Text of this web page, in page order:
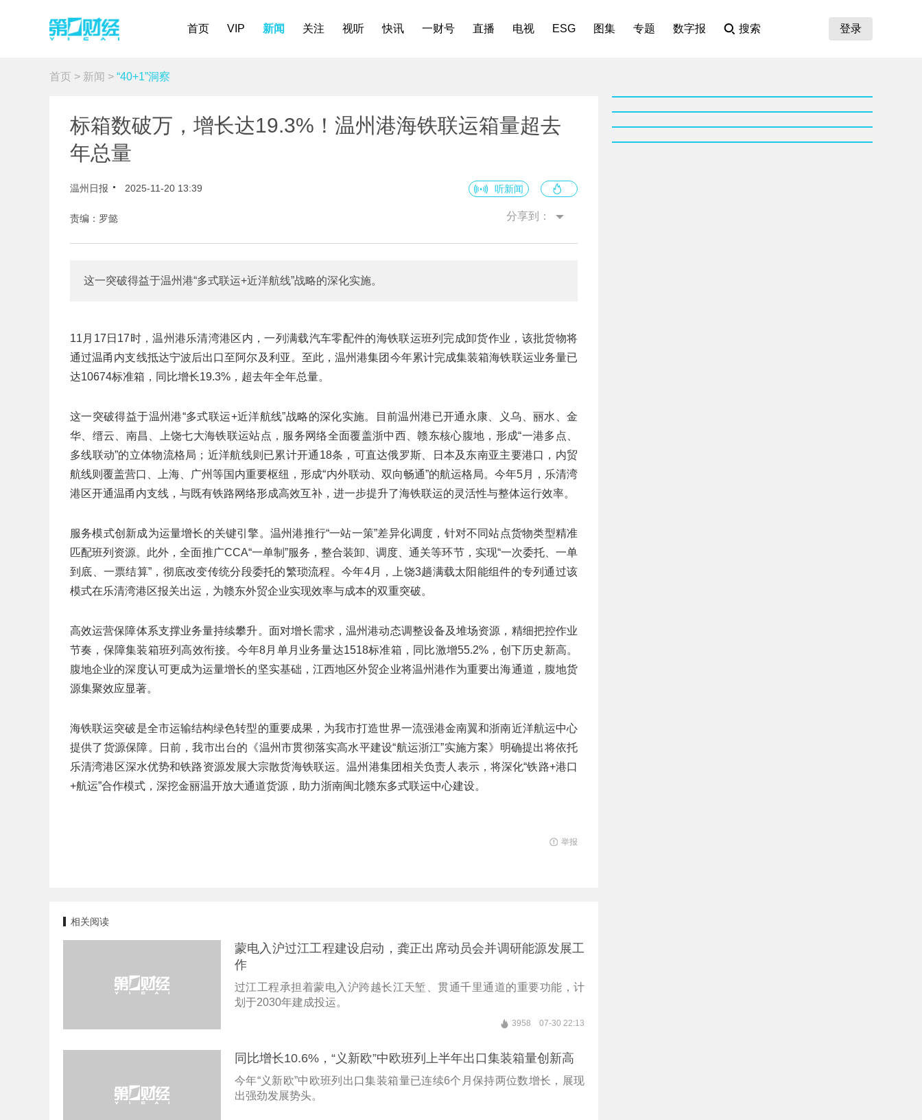
首页 VIP 新闻 关注 视听 快讯 一财号 直播 电视 ESG 图集 专题 数字报 搜索 登录
首页 > 新闻 > “40+1”洞察
标箱数破万，增长达19.3%！温州港海铁联运箱量超去
年总量
温州日报 2025-11-20 13:39 听新闻
责编：罗懿 分享到：
这一突破得益于温州港“多式联运+近洋航线”战略的深化实施。
11月17日17时，温州港乐清湾港区内，一列满载汽车零配件的海铁联运班列完成卸货作业，该批货物将
通过温甬内支线抵达宁波后出口至阿尔及利亚。至此，温州港集团今年累计完成集装箱海铁联运业务量已
达10674标准箱，同比增长19.3%，超去年全年总量。
这一突破得益于温州港“多式联运+近洋航线”战略的深化实施。目前温州港已开通永康、义乌、丽水、金
华、缙云、南昌、上饶七大海铁联运站点，服务网络全面覆盖浙中西、赣东核心腹地，形成“一港多点、
多线联动”的立体物流格局；近洋航线则已累计开通18条，可直达俄罗斯、日本及东南亚主要港口，内贸
航线则覆盖营口、上海、广州等国内重要枢纽，形成“内外联动、双向畅通”的航运格局。今年5月，乐清湾
港区开通温甬内支线，与既有铁路网络形成高效互补，进一步提升了海铁联运的灵活性与整体运行效率。
服务模式创新成为运量增长的关键引擎。温州港推行“一站一策”差异化调度，针对不同站点货物类型精准
匹配班列资源。此外，全面推广CCA“一单制”服务，整合装卸、调度、通关等环节，实现“一次委托、一单
到底、一票结算”，彻底改变传统分段委托的繁琐流程。今年4月，上饶3趟满载太阳能组件的专列通过该
模式在乐清湾港区报关出运，为赣东外贸企业实现效率与成本的双重突破。
高效运营保障体系支撑业务量持续攀升。面对增长需求，温州港动态调整设备及堆场资源，精细把控作业
节奏，保障集装箱班列高效衔接。今年8月单月业务量达1518标准箱，同比激增55.2%，创下历史新高。
腹地企业的深度认可更成为运量增长的坚实基础，江西地区外贸企业将温州港作为重要出海通道，腹地货
源集聚效应显著。
海铁联运突破是全市运输结构绿色转型的重要成果，为我市打造世界一流强港金南翼和浙南近洋航运中心
提供了货源保障。日前，我市出台的《温州市贯彻落实高水平建设“航运浙江”实施方案》明确提出将依托
乐清湾港区深水优势和铁路资源发展大宗散货海铁联运。温州港集团相关负责人表示，将深化“铁路+港口
+航运”合作模式，深挖金丽温开放大通道货源，助力浙南闽北赣东多式联运中心建设。
举报
相关阅读
蒙电入沪过江工程建设启动，龚正出席动员会并调研能源发展工
作
过江工程承担着蒙电入沪跨越长江天堑、贯通千里通道的重要功能，计
划于2030年建成投运。
3958 07-30 22:13
同比增长10.6%，“义新欧”中欧班列上半年出口集装箱量创新高
今年“义新欧”中欧班列出口集装箱量已连续6个月保持两位数增长，展现
出强劲发展势头。